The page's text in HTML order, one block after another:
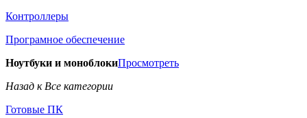
Контроллеры
Програмное обеспечение
Ноутбуки и моноблокиПросмотреть
Назад к Все категории
Готовые ПК